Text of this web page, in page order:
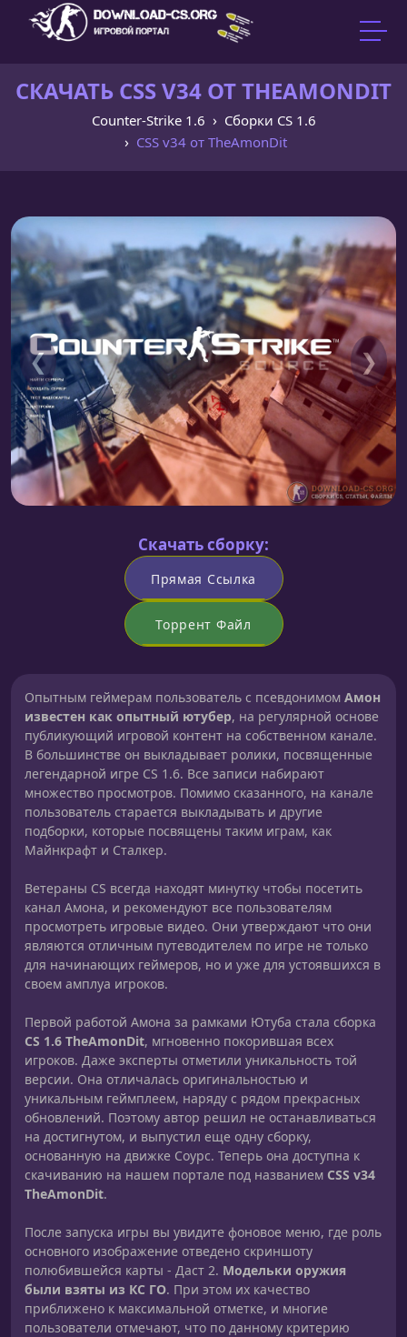
СКАЧАТЬ CSS V34 ОТ THEAMONDIT
Counter-Strike 1.6
Сборки CS 1.6
CSS v34 от TheAmonDit
❮ ❯
Скачать сборку:
Прямая Ссылка
Торрент Файл
Опытным геймерам пользователь с псевдонимом Амон
известен как опытный ютубер, на регулярной основе
публикующий игровой контент на собственном канале.
В большинстве он выкладывает ролики, посвященные
легендарной игре CS 1.6. Все записи набирают
множество просмотров. Помимо сказанного, на канале
пользователь старается выкладывать и другие
подборки, которые посвящены таким играм, как
Майнкрафт и Сталкер.
Ветераны CS всегда находят минутку чтобы посетить
канал Амона, и рекомендуют все пользователям
просмотреть игровые видео. Они утверждают что они
являются отличным путеводителем по игре не только
для начинающих геймеров, но и уже для устоявшихся в
своем амплуа игроков.
Первой работой Амона за рамками Ютуба стала сборка
CS 1.6 TheAmonDit, мгновенно покорившая всех
игроков. Даже эксперты отметили уникальность той
версии. Она отличалась оригинальностью и
уникальным геймплеем, наряду с рядом прекрасных
обновлений. Поэтому автор решил не останавливаться
на достигнутом, и выпустил еще одну сборку,
основанную на движке Соурс. Теперь она доступна к
скачиванию на нашем портале под названием CSS v34
TheAmonDit.
После запуска игры вы увидите фоновое меню, где роль
основного изображение отведено скриншоту
полюбившейся карты - Даст 2. Модельки оружия
были взяты из КС ГО. При этом их качество
приближено к максимальной отметке, и многие
пользователи отмечают, что по данному критерию